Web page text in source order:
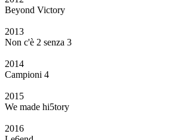
Beyond Victory
2013
Non c'è 2 senza 3
2014
Campioni 4
2015
We made hi5tory
2016